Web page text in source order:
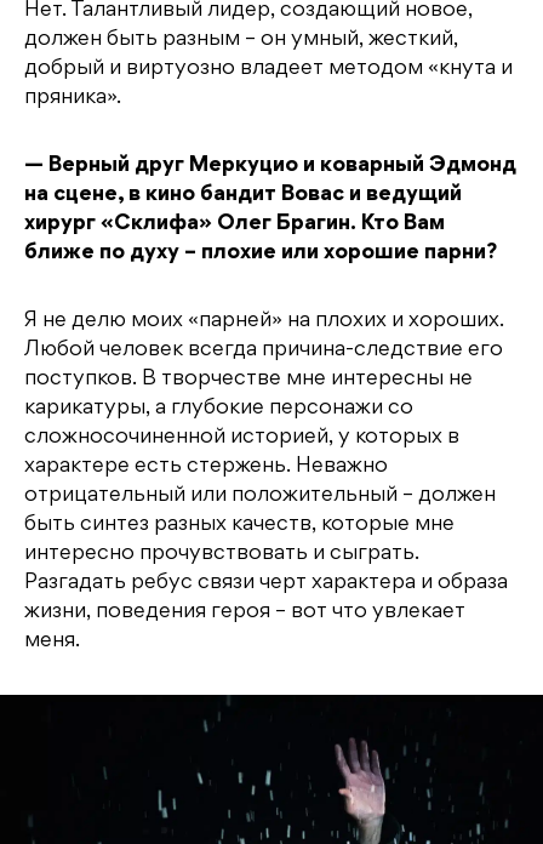
Нет. Талантливый лидер, создающий новое,
должен быть разным – он умный, жесткий,
добрый и виртуозно владеет методом «кнута и
пряника».
— Верный друг Меркуцио и коварный Эдмонд
на сцене, в кино бандит Вовас и ведущий
хирург «Склифа» Олег Брагин. Кто Вам
ближе по духу – плохие или хорошие парни?
Я не делю моих «парней» на плохих и хороших.
Любой человек всегда причина-следствие его
поступков. В творчестве мне интересны не
карикатуры, а глубокие персонажи со
сложносочиненной историей, у которых в
характере есть стержень. Неважно
отрицательный или положительный – должен
быть синтез разных качеств, которые мне
интересно прочувствовать и сыграть.
Разгадать ребус связи черт характера и образа
жизни, поведения героя – вот что увлекает
меня.